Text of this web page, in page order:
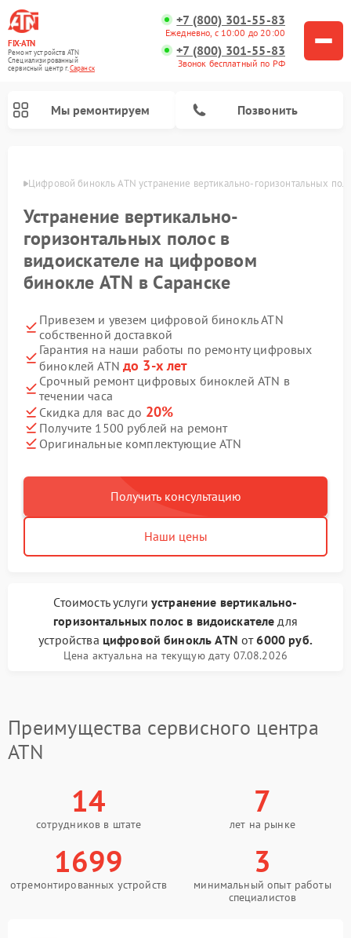
FIX-ATN
Ремонт устройств ATN
Специализированный
cервисный центр г.Саранск
+7 (800) 301-55-83
Ежедневно, с 10:00 до 20:00
+7 (800) 301-55-83
Звонок бесплатный по РФ
Мы ремонтируем Позвонить
Цифровой бинокль ATN устранение вертикально-горизонтальных
Устранение вертикально-
горизонтальных полос в
видоискателе на цифровом
бинокле ATN в Саранске
Привезем и увезем цифровой бинокль ATN
собственной доставкой
Гарантия на наши работы по ремонту цифровых
биноклей ATN до 3-х лет
Срочный ремонт цифровых биноклей ATN в
течении часа
Скидка для вас до 20%
Получите 1500 рублей на ремонт
Оригинальные комплектующие ATN
Получить консультацию
Наши цены
Стоимость услугиустранение вертикально-
горизонтальных полос в видоискателе для
устройства цифровой бинокль ATN от6000 руб.
Цена актуальна на текущую дату 07.08.2026
Преимущества сервисного центра
ATN
14
сотрудников в штате
7
лет на рынке
1699
отремонтированных устройств
3
минимальный опыт работы
специалистов